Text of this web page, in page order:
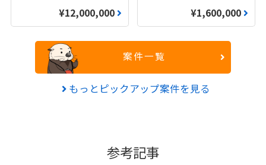
¥12,000,000 ¥1,600,000
案件一覧
もっとピックアップ案件を見る
参考記事